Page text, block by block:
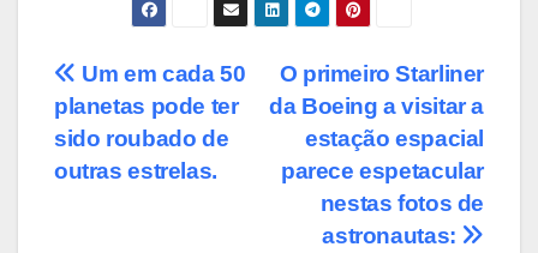
Post
navigation
O primeiro Starliner
da Boeing a visitar a
estação espacial
parece espetacular
nestas fotos de
astronautas:
Um em cada 50
planetas pode ter
sido roubado de
outras estrelas.